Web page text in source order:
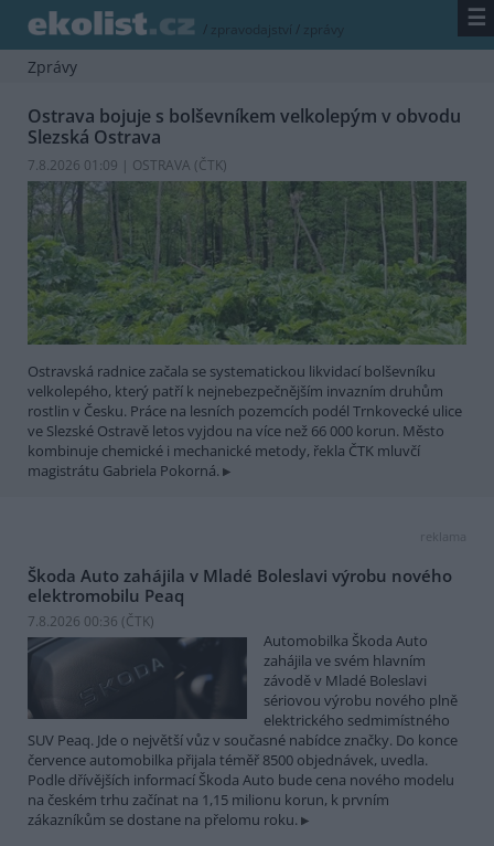
/ zpravodajství / zprávy ☰
Zprávy
Ostrava bojuje s bolševníkem velkolepým v obvodu
Slezská Ostrava
7.8.2026 01:09 | OSTRAVA (ČTK)
Ostravská radnice začala se systematickou likvidací bolševníku
velkolepého, který patří k nejnebezpečnějším invazním druhům
rostlin v Česku. Práce na lesních pozemcích podél Trnkovecké ulice
ve Slezské Ostravě letos vyjdou na více než 66 000 korun. Město
kombinuje chemické i mechanické metody, řekla ČTK mluvčí
magistrátu Gabriela Pokorná.
reklama
Škoda Auto zahájila v Mladé Boleslavi výrobu nového
elektromobilu Peaq
7.8.2026 00:36 (ČTK)
Automobilka Škoda Auto
zahájila ve svém hlavním
závodě v Mladé Boleslavi
sériovou výrobu nového plně
elektrického sedmimístného
SUV Peaq. Jde o největší vůz v současné nabídce značky. Do konce
července automobilka přijala téměř 8500 objednávek, uvedla.
Podle dřívějších informací Škoda Auto bude cena nového modelu
na českém trhu začínat na 1,15 milionu korun, k prvním
zákazníkům se dostane na přelomu roku.